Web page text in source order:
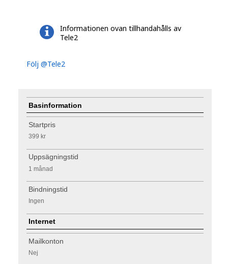
Informationen ovan tillhandahålls av
Tele2
Följ @Tele2
Basinformation
Startpris
399 kr
Uppsägningstid
1 månad
Bindningstid
Ingen
Internet
Mailkonton
Nej